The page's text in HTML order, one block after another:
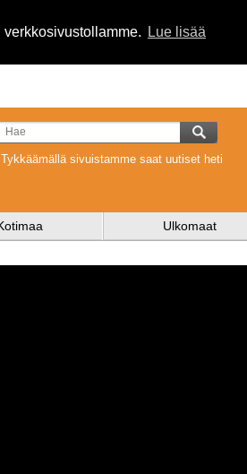
Lue lisää
Tykkäämällä sivuistamme saat uutiset heti
Ulkomaat